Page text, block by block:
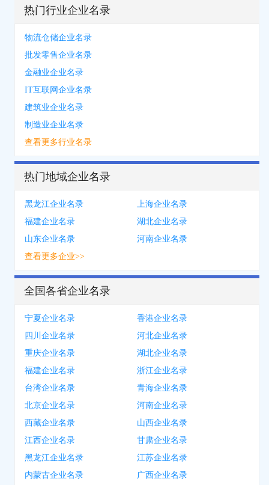
热门行业企业名录
物流仓储企业名录
批发零售企业名录
金融业企业名录
IT互联网企业名录
建筑业企业名录
制造业企业名录
查看更多行业名录
热门地域企业名录
黑龙江企业名录
上海企业名录
福建企业名录
湖北企业名录
山东企业名录
河南企业名录
查看更多企业>>
全国各省企业名录
宁夏企业名录
香港企业名录
四川企业名录
河北企业名录
重庆企业名录
湖北企业名录
福建企业名录
浙江企业名录
台湾企业名录
青海企业名录
北京企业名录
河南企业名录
西藏企业名录
山西企业名录
江西企业名录
甘肃企业名录
黑龙江企业名录
江苏企业名录
内蒙古企业名录
广西企业名录